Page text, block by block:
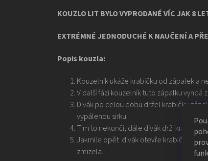
KOUZLO LIT BYLO VYPRODANÉ VÍC JAK 8
EXTRÉMNÉ JEDNODUCHÉ K NAUČENÍ A
Popis kouzla:
Kouzelník ukáže krabičku od zápalek a
V další fázi kouzelník tuto zápalku vyndá
Divák po celou dobu držel krabičku
vypálenou sirku.
Tím to nekončí, dále divák drží krabičku
Jakmile opět divák otevře krabičku
zmizela.